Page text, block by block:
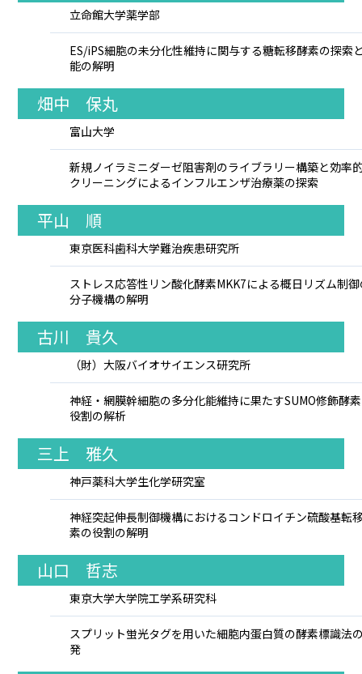
立命館大学薬学部
ES/iPS細胞の未分化性維持に関与する糖転移酵素の探索
能の解明
畑中 保丸
富山大学
新規ノイラミニダーゼ阻害剤のライブラリー構築と効率
クリーニングによるインフルエンザ治療薬の探索
平山 順
東京医科歯科大学難治疾患研究所
ストレス応答性リン酸化酵素MKK7による概日リズム制
分子機構の解明
古川 貴久
（財）大阪バイオサイエンス研究所
神経・網膜幹細胞の多分化能維持に果たすSUMO修飾酵
役割の解析
三上 雅久
神戸薬科大学生化学研究室
神経突起伸長制御機構におけるコンドロイチン硫酸基転
素の役割の解明
山口 哲志
東京大学大学院工学系研究科
スプリット蛍光タグを用いた細胞内蛋白質の酵素標識法
発